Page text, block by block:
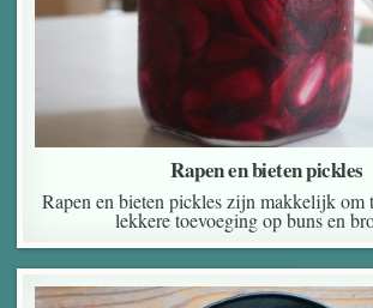
Rapen en bieten pickles
Rapen en bieten pickles zijn makkelijk om
lekkere toevoeging op buns en